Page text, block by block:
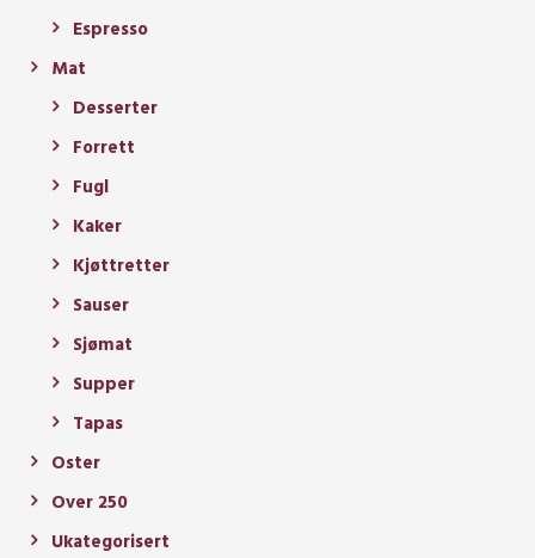
Espresso
Mat
Desserter
Forrett
Fugl
Kaker
Kjøttretter
Sauser
Sjømat
Supper
Tapas
Oster
Over 250
Ukategorisert